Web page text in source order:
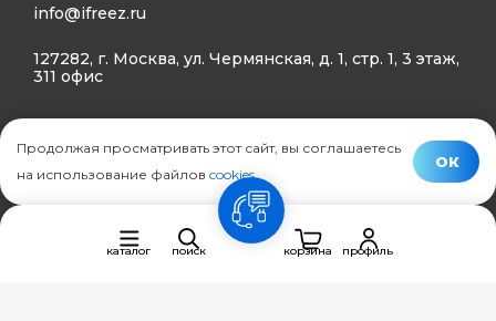
info@ifreez.ru
127282, г. Москва, ул. Чермянская, д. 1, стр. 1, 3 этаж,
311 офис
Политика конфиденциальности
© Ifreez - продажа и установка климатической техники,
каталог поиск
связь
корзина
профиль
Продолжая просматривать этот сайт, вы соглашаетесь
на использование файлов cookies.
ОК